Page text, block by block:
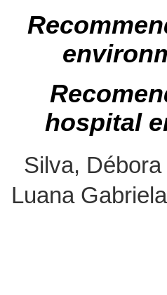
hospital
Silva,
Luana